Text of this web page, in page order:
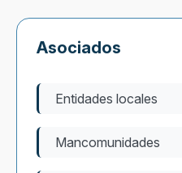
Asociados
Entidades locales
Mancomunidades